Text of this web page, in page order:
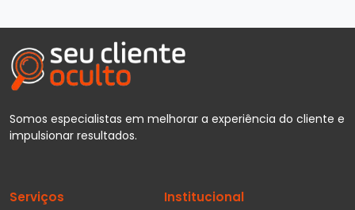
Somos especialistas em melhorar a experiência do cliente e
impulsionar resultados.
Serviços Institucional